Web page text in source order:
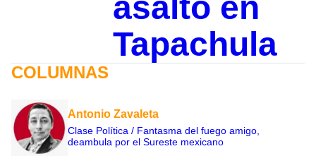
asalto en
Tapachula
COLUMNAS
Antonio Zavaleta
Clase Política / Fantasma del fuego amigo,
deambula por el Sureste mexicano